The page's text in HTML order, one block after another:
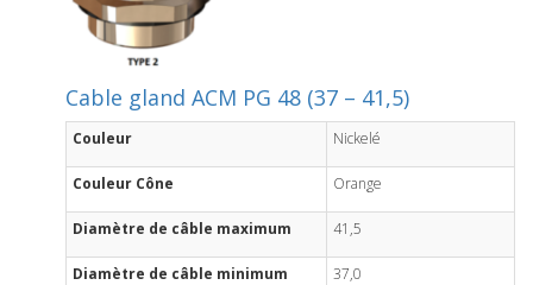
Cable gland ACM PG 48 (37 – 41,5)
Couleur Nickelé
Couleur Cône Orange
Diamètre de câble maximum 41,5
Diamètre de câble minimum 37,0